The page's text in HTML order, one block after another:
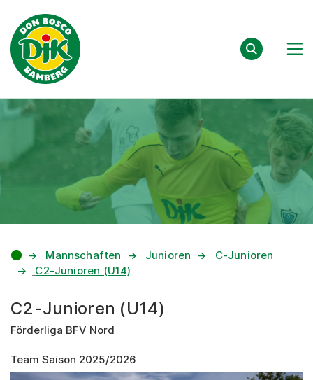
Zum Inhalt springen
Mannschaften Junioren
C-Junioren
C2-Junioren (U14)
C2-Junioren (U14)
Förderliga BFV Nord
Team Saison 2025/2026